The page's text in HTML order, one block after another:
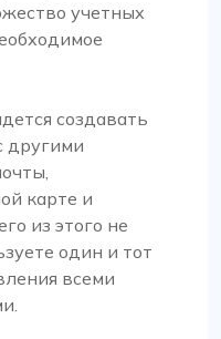
учетных
создавать
другими
карте и
из этого не
один и тот
всеми